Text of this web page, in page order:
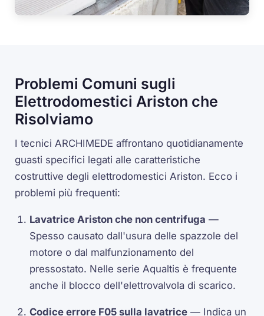
Problemi Comuni sugli
Elettrodomestici Ariston che
Risolviamo
I tecnici ARCHIMEDE affrontano quotidianamente
guasti specifici legati alle caratteristiche
costruttive degli elettrodomestici Ariston. Ecco i
problemi più frequenti:
Lavatrice Ariston che non centrifuga —
Spesso causato dall'usura delle spazzole del
motore o dal malfunzionamento del
pressostato. Nelle serie Aqualtis è frequente
anche il blocco dell'elettrovalvola di scarico.
Codice errore F05 sulla lavatrice — Indica un